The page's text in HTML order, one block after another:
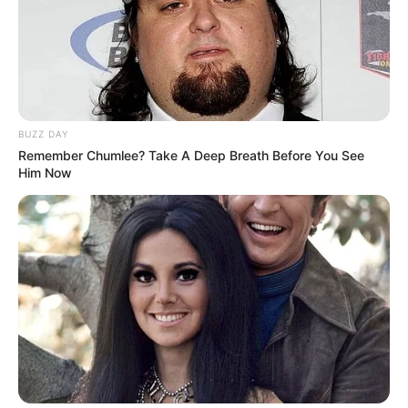
TAGS
ΑΤΥΧΗΜΑ
ΔΡΟΜΟΣ ΕΥΒΟΙΑ
BUZZ DAY
Remember Chumlee? Take A Deep Breath Before You See
Him Now